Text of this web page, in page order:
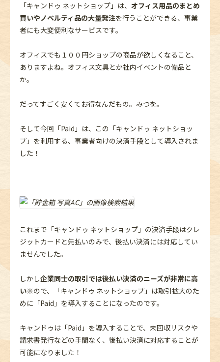
「キャンドゥ ネットショップ」は、 オフィス用品のまとめ
買いやノベルティ品の大量発注を行うことができる、事業
者にも大変便利なサービスです。
オフィスでも１００円ショップの商品が欲しくなること、
ありますよね。オフィス文具とか社内イベントの備品と
か。
だってすごく安くてお得なんだもの。みつを。
そして今回「Paid」は、この「キャンドゥ ネットショッ
プ」を利用する、事業者向けの決済手段として導入されま
した！
これまで「キャンドゥ ネットショップ」の決済手段はクレ
ジットカードと先払いのみで、後払い決済には対応してい
ませんでした。
しかし企業同士の取引では後払い決済のニーズが非常に高
い※ので、「キャンドゥ ネットショップ」は取引拡大のた
めに「Paid」を導入することになったのです。
キャンドゥは「Paid」を導入することで、未回収リスクや
請求書発行などの手間なく、後払い決済に対応することが
可能になりました！